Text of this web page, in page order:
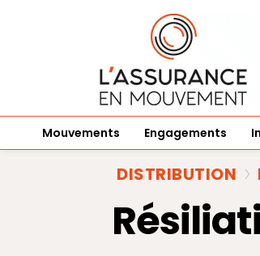
Mouvements Engagements
DISTRIBUTION